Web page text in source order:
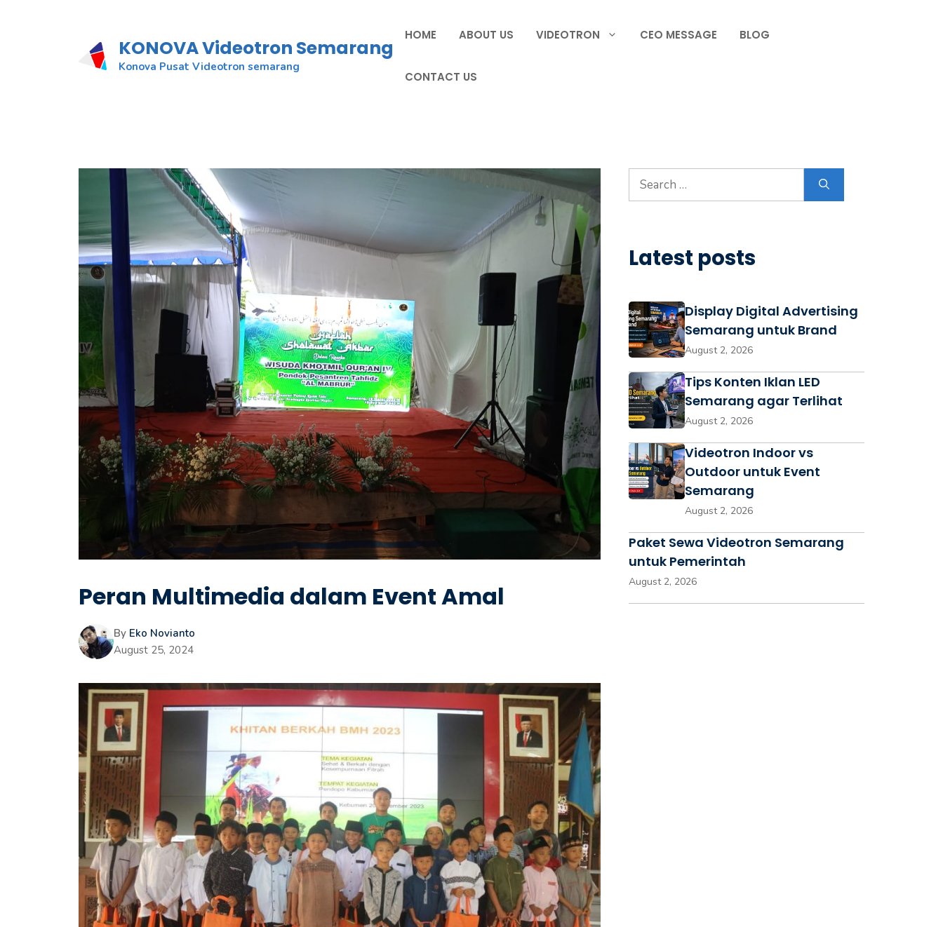
KONOVA Videotron Semarang
Konova Pusat Videotron semarang
HOME ABOUT US VIDEOTRON CEO MESSAGE BLOG
CONTACT US
Peran Multimedia dalam Event Amal
By Eko Novianto
August 25, 2024
Latest posts
Display Digital Advertising
Semarang untuk Brand
August 2, 2026
Tips Konten Iklan LED
Semarang agar Terlihat
August 2, 2026
Videotron Indoor vs
Outdoor untuk Event
Semarang
August 2, 2026
Paket Sewa Videotron Semarang
untuk Pemerintah
August 2, 2026